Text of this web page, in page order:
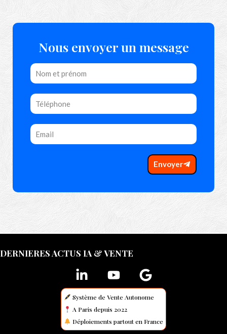
Nous envoyer un message
Envoyer
DERNIERES ACTUS IA & VENTE
Système de Vente Autonome
A Paris depuis 2022
Déploiements partout en France